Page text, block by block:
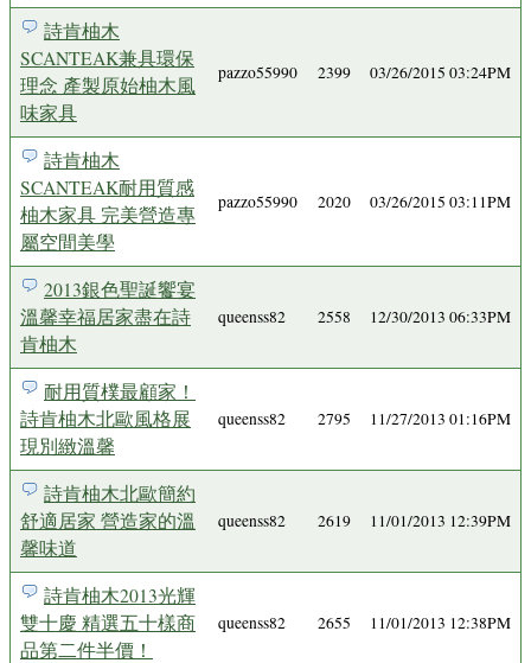
詩肯柚木
SCANTEAK兼具環保
理念 產製原始柚木風
味家具
pazzo55990 2399 03/26/2015 03:24PM
詩肯柚木
SCANTEAK耐用質感
柚木家具 完美營造專
屬空間美學
pazzo55990 2020 03/26/2015 03:11PM
2013銀色聖誕饗宴
溫馨幸福居家盡在詩
肯柚木
queenss82 2558 12/30/2013 06:33PM
耐用質樸最顧家！
詩肯柚木北歐風格展
現別緻溫馨
queenss82 2795 11/27/2013 01:16PM
詩肯柚木北歐簡約
舒適居家 營造家的溫
馨味道
queenss82 2619 11/01/2013 12:39PM
詩肯柚木2013光輝
雙十慶 精選五十樣商
品第二件半價！
queenss82 2655 11/01/2013 12:38PM